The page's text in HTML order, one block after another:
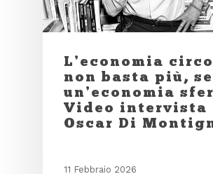
L’economia
non basta più,
un’economia
Video intervista
Oscar Di
11 Febbraio 2026